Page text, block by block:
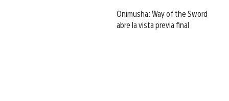
Onimusha: Way of the Sword
abre la vista previa final